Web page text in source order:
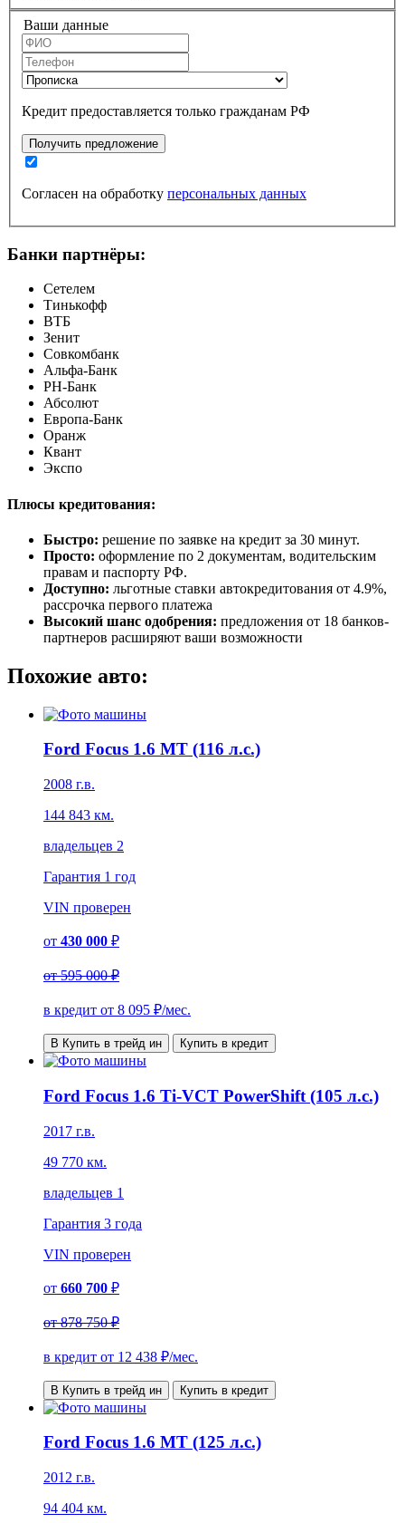
Ваши данные
Кредит предоставляется только гражданам РФ
Получить предложение
Согласен на обработку персональных данных
Банки партнёры:
Сетелем
Тинькофф
ВТБ
Зенит
Совкомбанк
Альфа-Банк
РН-Банк
Абсолют
Европа-Банк
Оранж
Квант
Экспо
Плюсы кредитования:
Быстро: решение по заявке на кредит за 30 минут.
Просто: оформление по 2 документам, водительским
правам и паспорту РФ.
Доступно: льготные ставки автокредитования от 4.9%,
рассрочка первого платежа
Высокий шанс одобрения: предложения от 18 банков-
партнеров расширяют ваши возможности
Похожие авто:
Ford Focus 1.6 MT (116 л.с.)
2008 г.в.
144 843 км.
владельцев 2
Гарантия 1 год
VIN проверен
от 430 000 ₽
от595 000 ₽
в кредит от 8 095 ₽/мес.
В Купить в трейд ин Купить в кредит
Ford Focus 1.6 Ti-VCT PowerShift (105 л.с.)
2017 г.в.
49 770 км.
владельцев 1
Гарантия 3 года
VIN проверен
от 660 700 ₽
от878 750 ₽
в кредит от 12 438 ₽/мес.
В Купить в трейд ин Купить в кредит
Ford Focus 1.6 MT (125 л.с.)
2012 г.в.
94 404 км.